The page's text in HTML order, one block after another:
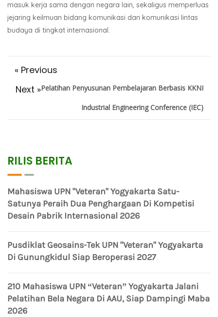
masuk kerja sama dengan negara lain, sekaligus memperluas
jejaring keilmuan bidang komunikasi dan komunikasi lintas
budaya di tingkat internasional.
« Previous
Pelatihan Penyusunan Pembelajaran Berbasis KKNI
Next »
Industrial Engineering Conference (IEC)
RILIS BERITA
Mahasiswa UPN "Veteran" Yogyakarta Satu-
Satunya Peraih Dua Penghargaan Di Kompetisi
Desain Pabrik Internasional 2026
Pusdiklat Geosains-Tek UPN "Veteran" Yogyakarta
Di Gunungkidul Siap Beroperasi 2027
210 Mahasiswa UPN “Veteran” Yogyakarta Jalani
Pelatihan Bela Negara Di AAU, Siap Dampingi Maba
2026